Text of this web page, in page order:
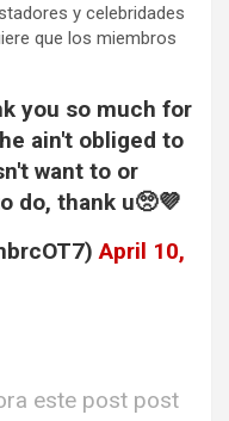
y celebridades
que los miembros
you so much for
ain't obliged to
want to or
do, thank u🥺💜
April 10,
este post post